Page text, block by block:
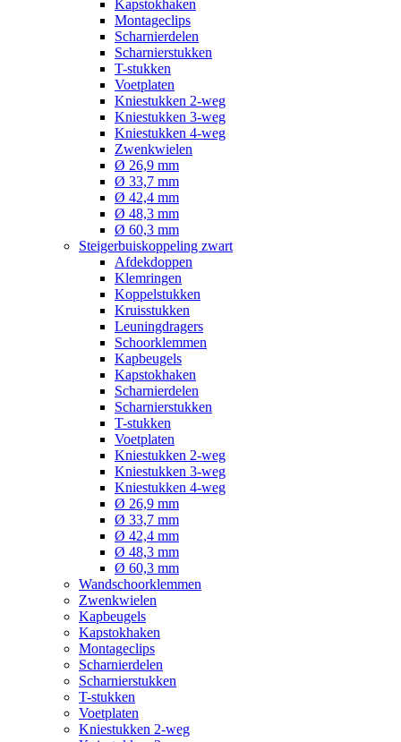
Kapstokhaken
Montageclips
Scharnierdelen
Scharnierstukken
T-stukken
Voetplaten
Kniestukken 2-weg
Kniestukken 3-weg
Kniestukken 4-weg
Zwenkwielen
Ø 26,9 mm
Ø 33,7 mm
Ø 42,4 mm
Ø 48,3 mm
Ø 60,3 mm
Steigerbuiskoppeling zwart
Afdekdoppen
Klemringen
Koppelstukken
Kruisstukken
Leuningdragers
Schoorklemmen
Kapbeugels
Kapstokhaken
Scharnierdelen
Scharnierstukken
T-stukken
Voetplaten
Kniestukken 2-weg
Kniestukken 3-weg
Kniestukken 4-weg
Ø 26,9 mm
Ø 33,7 mm
Ø 42,4 mm
Ø 48,3 mm
Ø 60,3 mm
Wandschoorklemmen
Zwenkwielen
Kapbeugels
Kapstokhaken
Montageclips
Scharnierdelen
Scharnierstukken
T-stukken
Voetplaten
Kniestukken 2-weg